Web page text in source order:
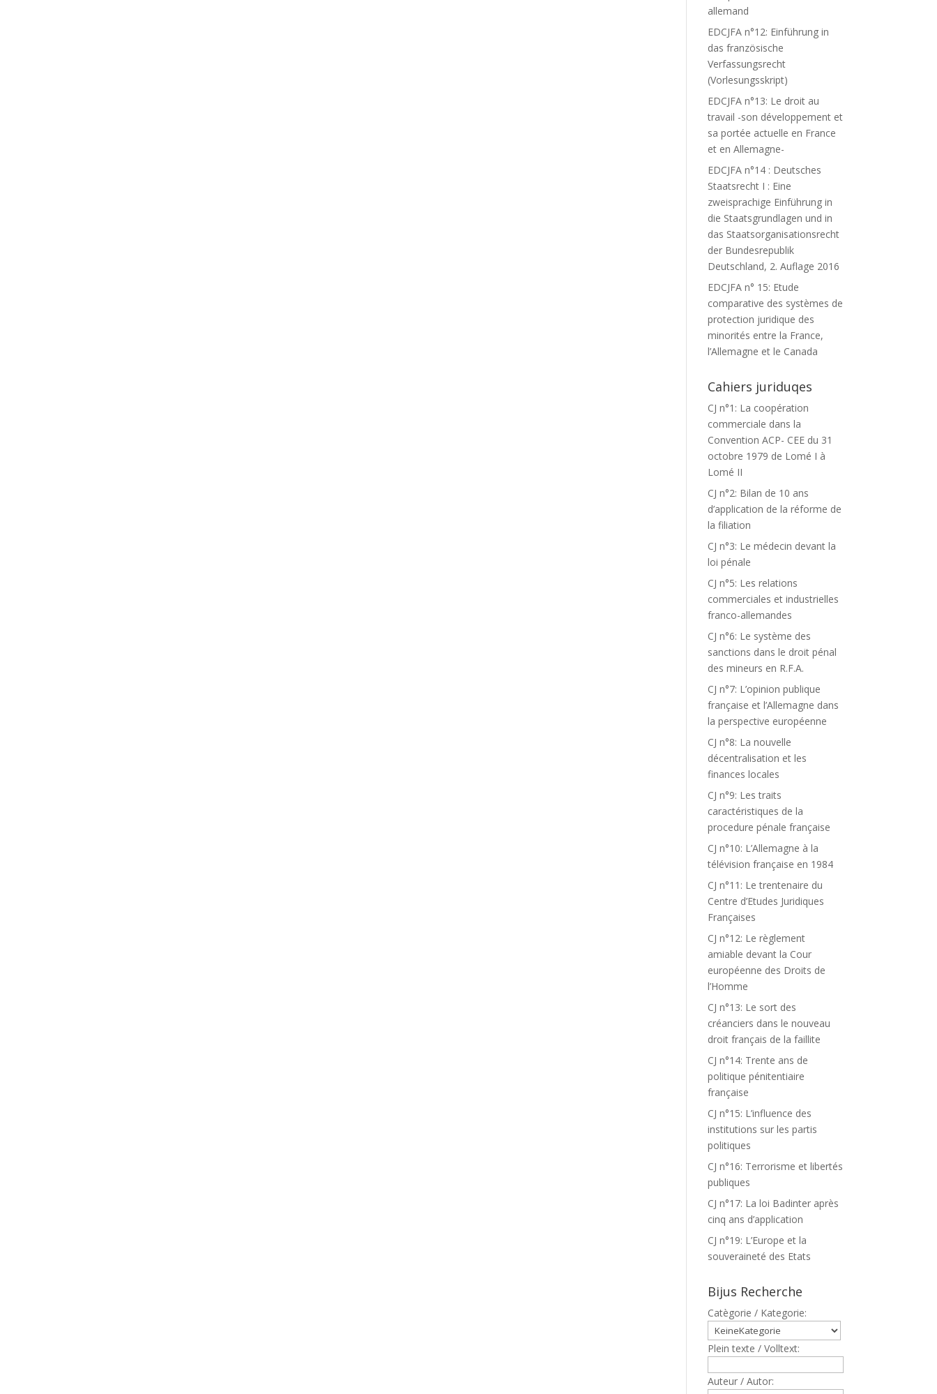
allemand
EDCJFA n°12: Einführung in
das französische
Verfassungsrecht
(Vorlesungsskript)
EDCJFA n°13: Le droit au
travail -son développement et
sa portée actuelle en France
et en Allemagne-
EDCJFA n°14 : Deutsches
Staatsrecht I : Eine
zweisprachige Einführung in
die Staatsgrundlagen und in
das Staatsorganisationsrecht
der Bundesrepublik
Deutschland, 2. Auflage 2016
EDCJFA n° 15: Etude
comparative des systèmes de
protection juridique des
minorités entre la France,
l’Allemagne et le Canada
Cahiers juriduqes
CJ n°1: La coopération
commerciale dans la
Convention ACP- CEE du 31
octobre 1979 de Lomé I à
Lomé II
CJ n°2: Bilan de 10 ans
d’application de la réforme de
la filiation
CJ n°3: Le médecin devant la
loi pénale
CJ n°5: Les relations
commerciales et industrielles
franco-allemandes
CJ n°6: Le système des
sanctions dans le droit pénal
des mineurs en R.F.A.
CJ n°7: L’opinion publique
française et l’Allemagne dans
la perspective européenne
CJ n°8: La nouvelle
décentralisation et les
finances locales
CJ n°9: Les traits
caractéristiques de la
procedure pénale française
CJ n°10: L’Allemagne à la
télévision française en 1984
CJ n°11: Le trentenaire du
Centre d’Etudes Juridiques
Françaises
CJ n°12: Le règlement
amiable devant la Cour
européenne des Droits de
l’Homme
CJ n°13: Le sort des
créanciers dans le nouveau
droit français de la faillite
CJ n°14: Trente ans de
politique pénitentiaire
française
CJ n°15: L’influence des
institutions sur les partis
politiques
CJ n°16: Terrorisme et libertés
publiques
CJ n°17: La loi Badinter après
cinq ans d’application
CJ n°19: L’Europe et la
souveraineté des Etats
Bijus Recherche
Catègorie / Kategorie:
Plein texte / Volltext:
Auteur / Autor: